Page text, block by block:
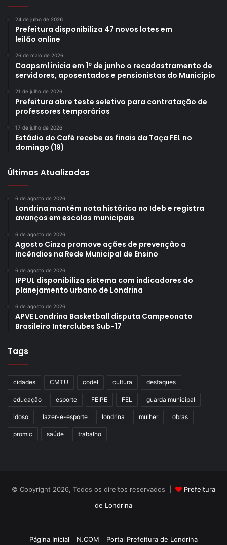
24 de julho de 2026
Prefeitura disponibiliza 47 novos lotes em
leilão online
26 de maio de 2026
Caapsml inicia em 1º de junho o recadastramento de
servidores, aposentados e pensionistas do Município
21 de julho de 2026
Prefeitura abre teste seletivo para contratação de
professores temporários
17 de julho de 2026
Estádio do Café recebe as finais da Taça FEL no
domingo (19)
Últimas Atualizadas
6 de agosto de 2026
Londrina mantém nota histórica no Ideb e registra
avanços em escolas municipais
6 de agosto de 2026
Agosto Cinza promove ações de prevenção a
incêndios na Rede Municipal de Ensino
6 de agosto de 2026
IPPUL disponibiliza sistema com indicadores do
planejamento urbano de Londrina
6 de agosto de 2026
APVE Londrina Basketball disputa Campeonato
Brasileiro Interclubes Sub-17
Tags
cidades CMTU codel cultura destaques
educação esporte FEIPE FEL guarda municipal
idoso lazer-e-esporte londrina mulher obras
promic saúde trabalho
© Copyright 2026, Todos os direitos reservados |
Prefeitura
de Londrina
Página Inicial N.COM Portal Prefeitura de Londrina